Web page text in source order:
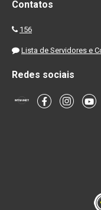
Contatos
156
Lista de Servidores e
Redes sociais